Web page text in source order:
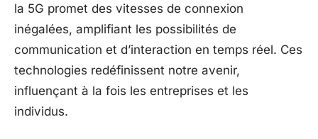
la 5G promet des vitesses de connexion
inégalées, amplifiant les possibilités de
communication et d’interaction en temps réel. Ces
technologies redéfinissent notre avenir,
influençant à la fois les entreprises et les
individus.